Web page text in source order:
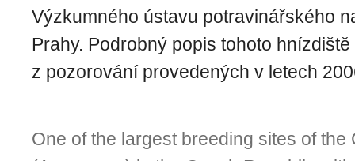
Výzkumného ústavu potravinářského
Prahy. Podrobný popis tohoto
z pozorování provedených v letech
One of the largest breeding sites of the